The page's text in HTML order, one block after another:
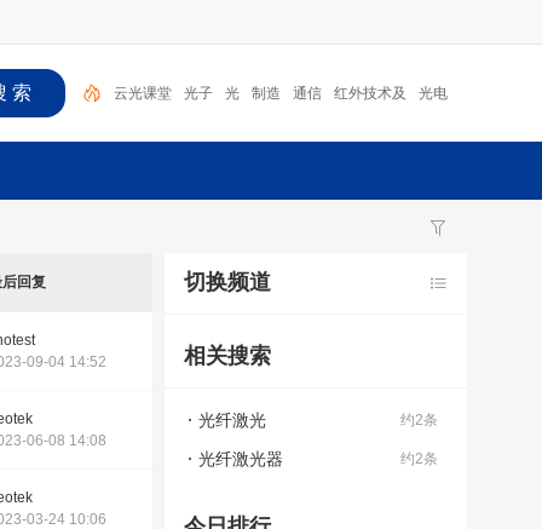
云光课堂 光子 光 制造 通信 红外技术及 光电
光纤激光 无人机 激光
回复
09-04 14:52
06-08 14:08
03-24 10:06
切换频道
相关搜索
约2条
光纤激光
约2条
光纤激光器